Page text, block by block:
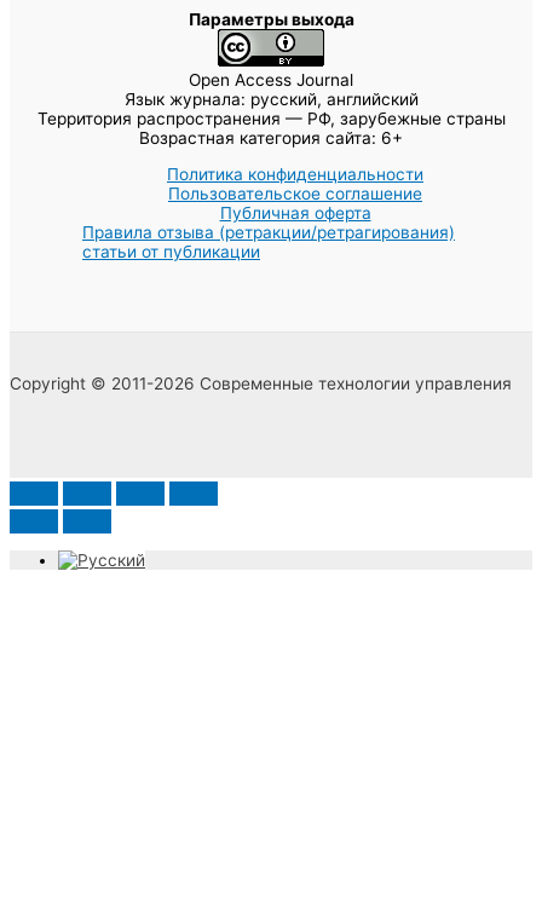
Параметры выхода
Open Access Journal
Язык журнала: русский, английский
Территория распространения — РФ, зарубежные страны
Возрастная категория сайта: 6+
Политика конфиденциальности
Пользовательское соглашение
Публичная оферта
Правила отзыва (ретракции/ретрагирования)
статьи от публикации
Copyright © 2011-2026 Современные технологии управления